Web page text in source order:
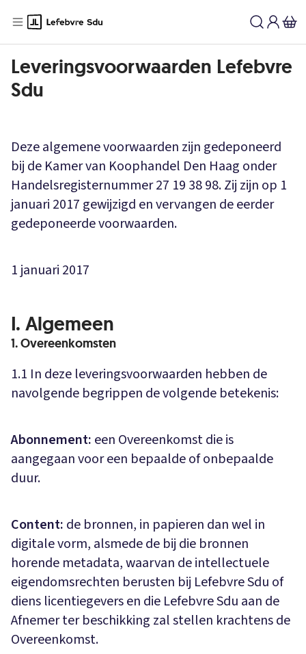
Leveringsvoorwaarden Lefebvre
Sdu
Deze algemene voorwaarden zijn gedeponeerd
bij de Kamer van Koophandel Den Haag onder
Handelsregisternummer 27 19 38 98. Zij zijn op 1
januari 2017 gewijzigd en vervangen de eerder
gedeponeerde voorwaarden.
1 januari 2017
I. Algemeen
1. Overeenkomsten
1.1 In deze leveringsvoorwaarden hebben de
navolgende begrippen de volgende betekenis:
Abonnement: een Overeenkomst die is
aangegaan voor een bepaalde of onbepaalde
duur.
Content: de bronnen, in papieren dan wel in
digitale vorm, alsmede de bij die bronnen
horende metadata, waarvan de intellectuele
eigendomsrechten berusten bij Lefebvre Sdu of
diens licentiegevers en die Lefebvre Sdu aan de
Afnemer ter beschikking zal stellen krachtens de
Overeenkomst.